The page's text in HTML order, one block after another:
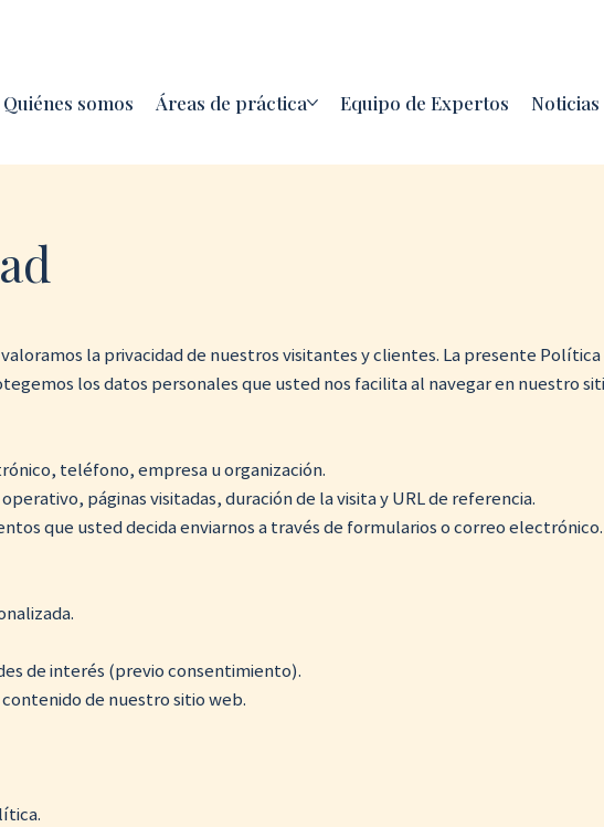
Quiénes somos Áreas de práctica Equipo de Expertos Noticias
la privacidad de nuestros visitantes y clientes. La presente
los datos personales que usted nos facilita al navegar en nuestro
teléfono, empresa u organización.
páginas visitadas, duración de la visita y URL de referencia.
que usted decida enviarnos a través de formularios o correo electrónico.
de interés (previo consentimiento).
de nuestro sitio web.